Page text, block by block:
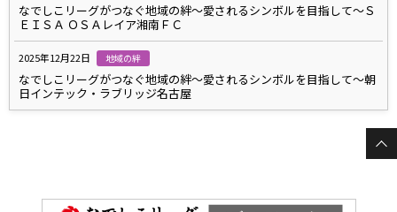
なでしこリーグがつなぐ地域の絆～愛されるシンボルを目指して～Ｓ
ＥＩＳＡ ＯＳＡレイア湘南ＦＣ
2025年12月22日 地域の絆
なでしこリーグがつなぐ地域の絆～愛されるシンボルを目指して～朝
日インテック・ラブリッジ名古屋